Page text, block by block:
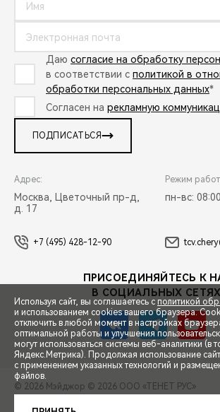
СПЕЦПРЕДЛОЖЕНИЯ
ЗАПИСЬ НА ТЕСТ-ДРАЙВ
Даю согласие на обработку
в соответствии с политикой в
обработки персональных данных*
Согласен на рекламную
ПОДПИСАТЬСЯ
Адрес:
Москва, Цветочный пр-д,
д. 17
Режим
пн-вс:
+7 (495) 428-12-90
ПРИСОЕДИНЯЙТЕСЬ К
В СОЦИАЛЬНЫХ
© 2026 Мэйджор © 2026 ООО «ТЕНЕТ РУС»
Используя сайт, вы соглашаетесь с политикой
и использованием cookies вашего браузера.
отключить в любой момент в настройках
оптимальной работы и улучшения
могут использоваться системы веб-аналитики (в
Яндекс.Метрика). Продолжая использование
с применением указанных технологий и
файлов.